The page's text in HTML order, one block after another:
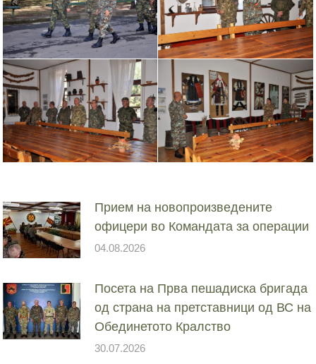
Прием на новопроизведените
офицери во Командата за операции
04.08.2026
Посета на Прва пешадиска бригада
од страна на претставници од ВС на
Обединетото Кралство
30.07.2026